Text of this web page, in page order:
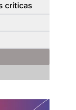
críticas